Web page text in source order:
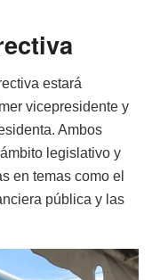
estará
vicepresidente y
Ambos
legislativo y
en temas como el
pública y las